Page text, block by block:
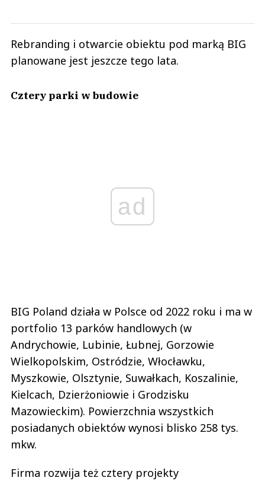
Rebranding i otwarcie obiektu pod marką BIG
planowane jest jeszcze tego lata.
Cztery parki w budowie
ad
BIG Poland działa w Polsce od 2022 roku i ma w
portfolio 13 parków handlowych (w
Andrychowie, Lubinie, Łubnej, Gorzowie
Wielkopolskim, Ostródzie, Włocławku,
Myszkowie, Olsztynie, Suwałkach, Koszalinie,
Kielcach, Dzierżoniowie i Grodzisku
Mazowieckim). Powierzchnia wszystkich
posiadanych obiektów wynosi blisko 258 tys.
mkw.
Firma rozwija też cztery projekty